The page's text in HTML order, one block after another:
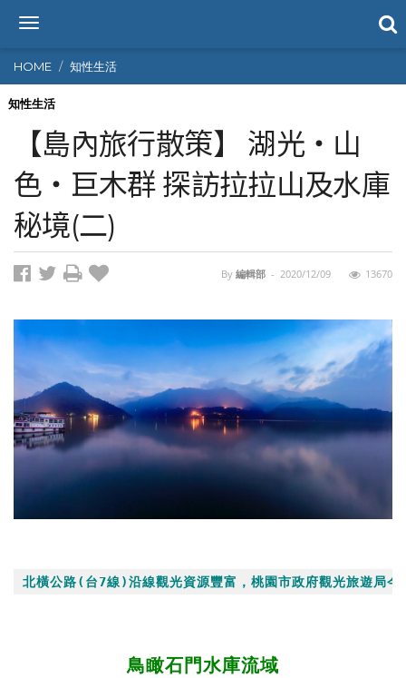
T
g
g
l
a
v
i
g
a
t
HOME 知性生活
知性生活
【島內旅行散策】 湖光‧山
色‧巨木群 探訪拉拉山及水庫
秘境(二)
By 編輯部 - 2020/12/09 13670
北橫公路(台7線)沿線觀光資源豐富，桃園市政府觀光旅遊局
鳥瞰石門水庫流域